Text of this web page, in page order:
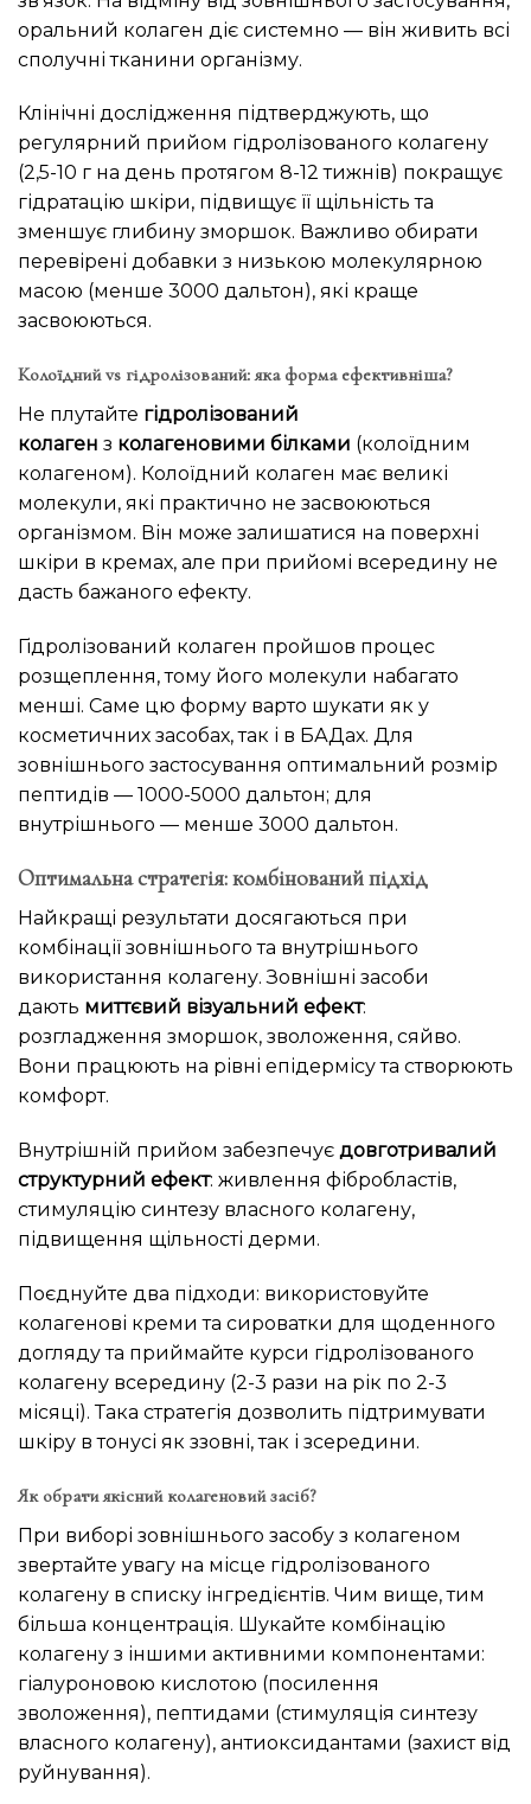
оральний колаген діє системно — він живить всі
сполучні тканини організму.
Клінічні дослідження підтверджують, що
регулярний прийом гідролізованого колагену
(2,5-10 г на день протягом 8-12 тижнів) покращує
гідратацію шкіри, підвищує її щільність та
зменшує глибину зморшок. Важливо обирати
перевірені добавки з низькою молекулярною
масою (менше 3000 дальтон), які краще
засвоюються.
Колоїдний vs гідролізований: яка форма ефективніша?
Не плутайте гідролізований
колаген з колагеновими білками (колоїдним
колагеном). Колоїдний колаген має великі
молекули, які практично не засвоюються
організмом. Він може залишатися на поверхні
шкіри в кремах, але при прийомі всередину не
дасть бажаного ефекту.
Гідролізований колаген пройшов процес
розщеплення, тому його молекули набагато
менші. Саме цю форму варто шукати як у
косметичних засобах, так і в БАДах. Для
зовнішнього застосування оптимальний розмір
пептидів — 1000-5000 дальтон; для
внутрішнього — менше 3000 дальтон.
Оптимальна стратегія: комбінований підхід
Найкращі результати досягаються при
комбінації зовнішнього та внутрішнього
використання колагену. Зовнішні засоби
дають миттєвий візуальний ефект:
розгладження зморшок, зволоження, сяйво.
Вони працюють на рівні епідермісу та створюють
комфорт.
Внутрішній прийом забезпечує довготривалий
структурний ефект: живлення фібробластів,
стимуляцію синтезу власного колагену,
підвищення щільності дерми.
Поєднуйте два підходи: використовуйте
колагенові креми та сироватки для щоденного
догляду та приймайте курси гідролізованого
колагену всередину (2-3 рази на рік по 2-3
місяці). Така стратегія дозволить підтримувати
шкіру в тонусі як ззовні, так і зсередини.
Як обрати якісний колагеновий засіб?
При виборі зовнішнього засобу з колагеном
звертайте увагу на місце гідролізованого
колагену в списку інгредієнтів. Чим вище, тим
більша концентрація. Шукайте комбінацію
колагену з іншими активними компонентами:
гіалуроновою кислотою (посилення
зволоження), пептидами (стимуляція синтезу
власного колагену), антиоксидантами (захист від
руйнування).